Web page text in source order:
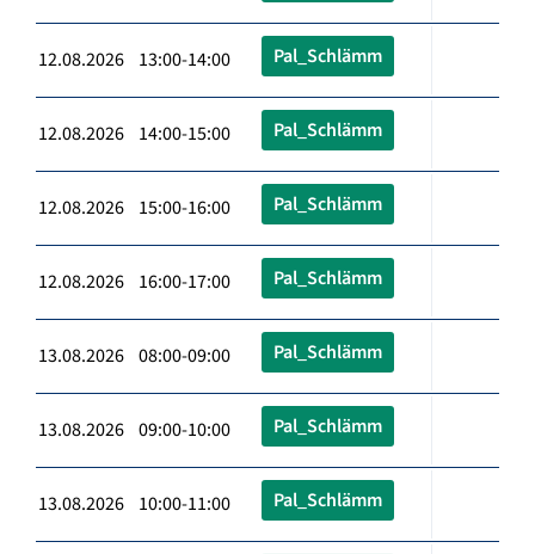
12.08.2026 13:00-14:00 Pal_Schlämm
12.08.2026 14:00-15:00 Pal_Schlämm
12.08.2026 15:00-16:00 Pal_Schlämm
12.08.2026 16:00-17:00 Pal_Schlämm
13.08.2026 08:00-09:00 Pal_Schlämm
13.08.2026 09:00-10:00 Pal_Schlämm
13.08.2026 10:00-11:00 Pal_Schlämm